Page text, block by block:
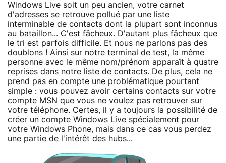
Windows Live soit un peu ancien, votre carnet
d'adresses se retrouve pollué par une liste
interminable de contacts dont la plupart sont inconnus
au bataillon... C'est fâcheux. D'autant plus fâcheux que
le tri est parfois difficile. Et nous ne parlons pas des
doublons ! Ainsi sur notre terminal de test, la même
personne avec le même nom/prénom apparaît à quatre
reprises dans notre liste de contacts. De plus, cela ne
prend pas en compte une problématique pourtant
simple : vous pouvez avoir certains contacts sur votre
compte MSN que vous ne voulez pas retrouver sur
votre téléphone. Certes, il y a toujours la possibilité de
créer un compte Windows Live spécialement pour
votre Windows Phone, mais dans ce cas vous perdez
une partie de l'intérêt des hubs...